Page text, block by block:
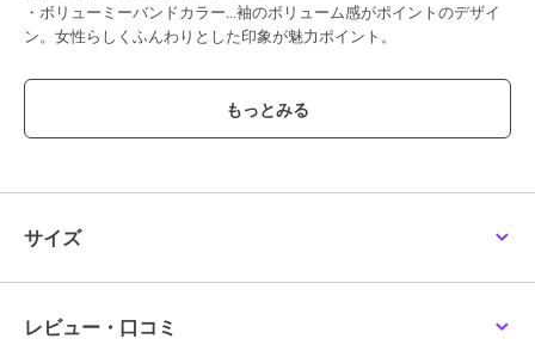
・ボリューミーバンドカラー...袖のボリューム感がポイントのデザイ
ン。女性らしくふんわりとした印象が魅力ポイント。
【素材・サイズ感】
やわらかく肌触りがよいライトな質感のガーゼ素材。
ゆったりふんわりとしたシルエットとドロップショルダーが抜け感の
期間限定セール開催中
ショップ
サイズ
レビュー・口コミ